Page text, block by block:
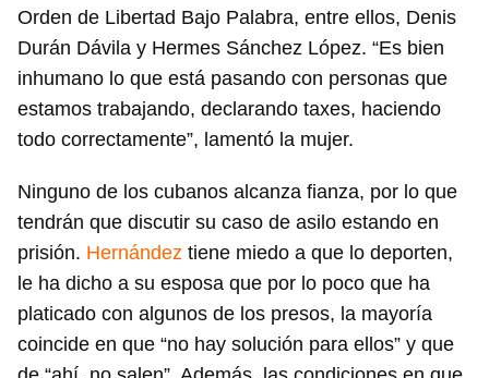
Orden de Libertad Bajo Palabra, entre ellos, Denis
Durán Dávila y Hermes Sánchez López. “Es bien
inhumano lo que está pasando con personas que
estamos trabajando, declarando taxes, haciendo
todo correctamente”, lamentó la mujer.
Ninguno de los cubanos alcanza fianza, por lo que
tendrán que discutir su caso de asilo estando en
prisión. Hernández tiene miedo a que lo deporten,
le ha dicho a su esposa que por lo poco que ha
platicado con algunos de los presos, la mayoría
coincide en que “no hay solución para ellos” y que